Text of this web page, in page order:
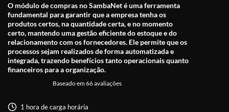
O módulo de compras no SambaNet é uma ferramenta
fundamental para garantir que a empresa tenha os
produtos certos, na quantidade certa, e no momento
certo, mantendo uma gestão eficiente do estoque e do
relacionamento com os fornecedores. Ele permite que os
processos sejam realizados de forma automatizada e
integrada, trazendo benefícios tanto operacionais quanto
financeiros para a organização.
Baseado em 66 avaliações
1 hora de carga horária